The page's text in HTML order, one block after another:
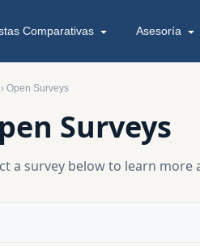
Comparativas Asesoría
› Open Surveys
Surveys
a survey below to learn